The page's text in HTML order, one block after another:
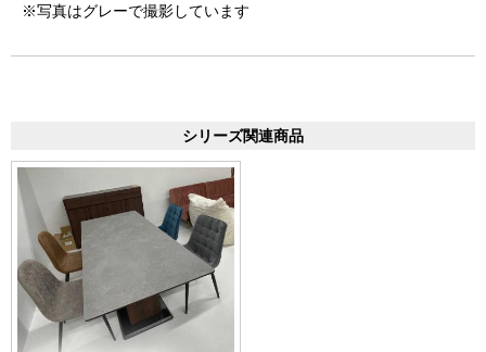
※写真はグレーで撮影しています
シリーズ関連商品